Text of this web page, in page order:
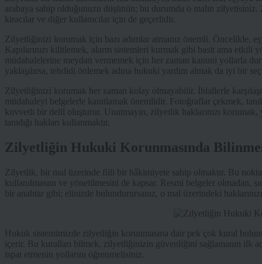
arabaya sahip olduğunuzu düşünün; bu durumda o malın
kiracılar ve diğer kullanıcılar için de geçerlidir.
Zilyetliğinizi korumak için bazı adımlar atmanız önemli. Öncelikle,
Kapılarınızı kilitlemek, alarm sistemleri kurmak gibi basit ama
müdahalelerine meydan vermemek için her zaman kanuni yollarla
yaklaşılırsa, tehdidi önlemek adına hukuki yardım almak da iyi bir
Zilyetliğinizi korumak her zaman kolay olmayabilir. İhlallerle
müdahaleyi belgelerle kanıtlamak önemlidir. Fotoğraflar çekmek,
kuvvetli bir delil oluşturur. Unutmayın, zilyetlik haklarınızı korumak,
tanıdığı hakları kullanmaktır.
Zilyetliğin Hukuki Korunmasında
Zilyetlik, bir mal üzerinde fiili bir hâkimiyete sahip olmaktır. Bu
kullanılmasını ve yönetilmesini de kapsar. Resmi belgeler olmadan,
bir anahtar gibi; elinizde bulundurursanız, o mal üzerindeki
Hukuk sistemimizde zilyetliğin korunmasına dair pek çok kural
içerir. Bu kuralları bilmek, zilyetliğinizin güvenliğini sağlamanın ilk
ispat etmenin yollarını öğrenmelisiniz.